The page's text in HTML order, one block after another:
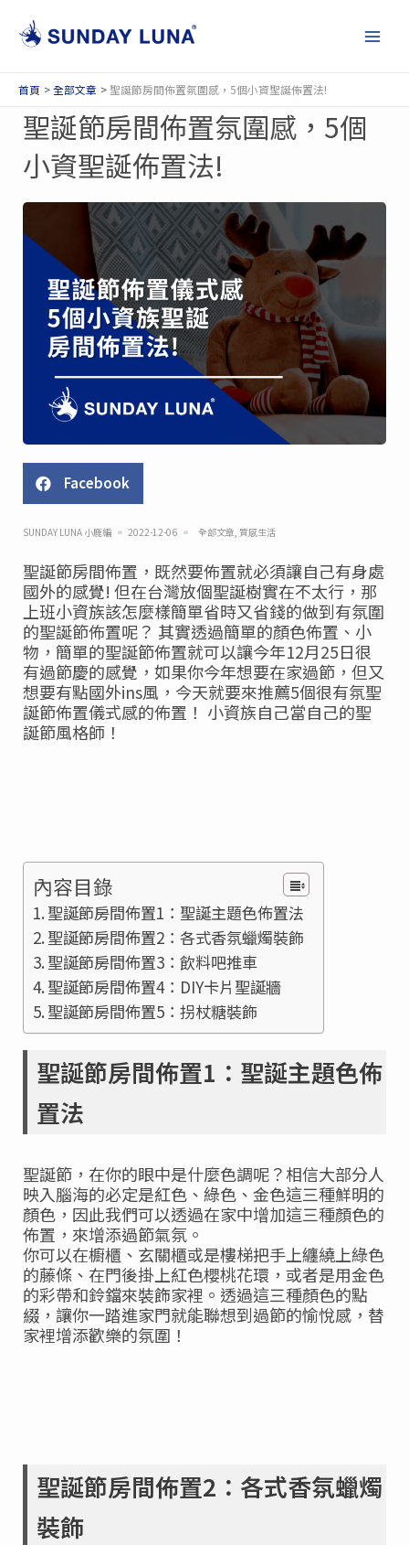
首頁 全部文章 聖誕節房間佈置氛圍感，5個小資聖誕佈置法!
聖誕節房間佈置氛圍感，5個
小資聖誕佈置法!
Facebook
SUNDAY LUNA 小鹿編 2022-12-06 全部文章 質感生活
聖誕節房間佈置，既然要佈置就必須讓自己有身處
國外的感覺! 但在台灣放個聖誕樹實在不太行，那
上班小資族該怎麼樣簡單省時又省錢的做到有氛圍
的聖誕節佈置呢？ 其實透過簡單的顏色佈置、小
物，簡單的聖誕節佈置就可以讓今年12月25日很
有過節慶的感覺，如果你今年想要在家過節，但又
想要有點國外ins風，今天就要來推薦5個很有氛聖
誕節佈置儀式感的佈置！ 小資族自己當自己的聖
誕節風格師！
內容目錄
聖誕節房間佈置1：聖誕主題色佈置法
聖誕節房間佈置2：各式香氛蠟燭裝飾
聖誕節房間佈置3：飲料吧推車
聖誕節房間佈置4：DIY卡片聖誕牆
聖誕節房間佈置5：拐杖糖裝飾
聖誕節房間佈置1：聖誕主題色佈
置法
聖誕節，在你的眼中是什麼色調呢？相信大部分人
映入腦海的必定是紅色、綠色、金色這三種鮮明的
顏色，因此我們可以透過在家中增加這三種顏色的
佈置，來增添過節氣氛。
你可以在櫥櫃、玄關櫃或是樓梯把手上纏繞上綠色
的藤條、在門後掛上紅色櫻桃花環，或者是用金色
的彩帶和鈴鐺來裝飾家裡。透過這三種顏色的點
綴，讓你一踏進家門就能聯想到過節的愉悅感，替
家裡增添歡樂的氛圍！
聖誕節房間佈置2：各式香氛蠟燭
裝飾